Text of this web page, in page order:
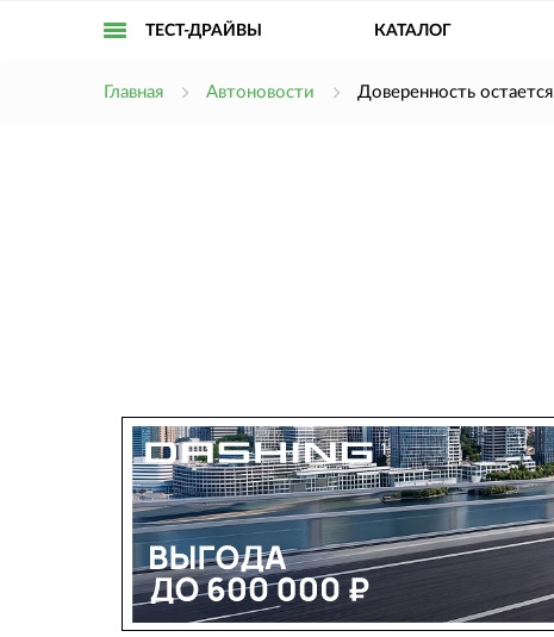
ТЕСТ-ДРАЙВЫ КАТАЛОГ
Главная Автоновости Доверенность остается